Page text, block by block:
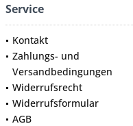
Service
Kontakt
Zahlungs- und
Versandbedingungen
Widerrufsrecht
Widerrufsformular
AGB